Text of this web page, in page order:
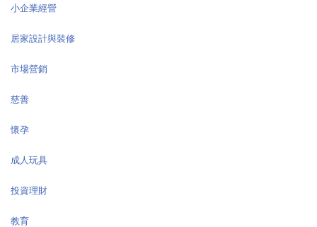
小企業經營
居家設計與裝修
市場營銷
慈善
懷孕
成人玩具
投資理財
教育